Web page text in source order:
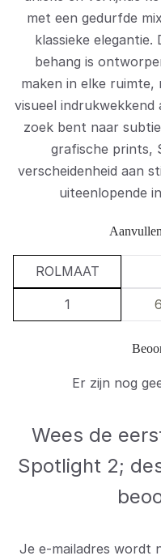
met een gedurfde
klassieke elegantie.
behang is
maken in elke
visueel indrukwekkend
zoek bent naar
grafische prints,
verscheidenheid aan
uiteenlopende
ROLMAAT
1
Er zijn nog
Wees de
Spotlight 2;
Je e-mailadres wordt